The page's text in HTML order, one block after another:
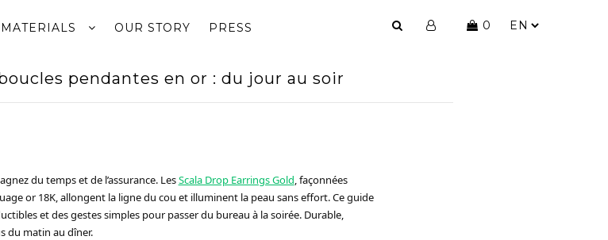
OUR STORY PRESS 0
pendantes en or : du jour au soir
du temps et de l’assurance. LesScala Drop Earrings Gold , façonnées
or 18K, allongent la ligne du cou et illuminent la peau sans effort. Ce guide
et des gestes simples pour passer du bureau à la soirée. Durable,
du matin au dîner.